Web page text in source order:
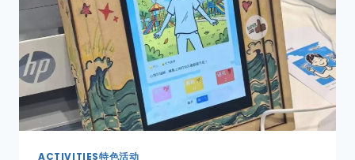
ACTIVITIES特色活动